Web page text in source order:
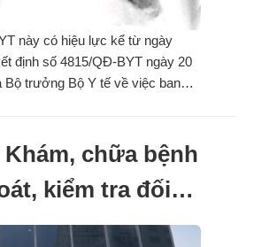
này có hiệu lực kể từ ngày
định số 4815/QĐ-BYT ngày 20
Bộ trưởng Bộ Y tế về việc ban
chữa bệnh
kiểm tra đối
bệnh, chữa